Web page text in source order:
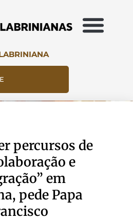
percursos de
e
em
pede Papa